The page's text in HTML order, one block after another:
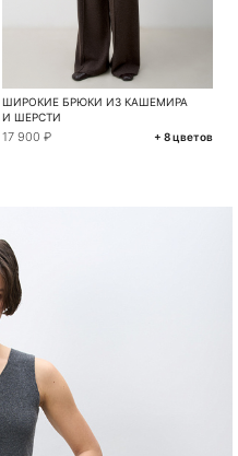
ШИРОКИЕ БРЮКИ ИЗ КАШЕМИРА
И ШЕРСТИ
17 900 ₽ + 8 цветов